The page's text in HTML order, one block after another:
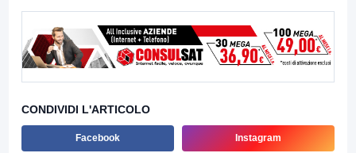
CONDIVIDI L'ARTICOLO
Facebook Instagram